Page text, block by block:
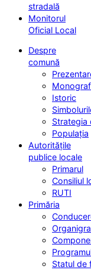
stradală
Monitorul
Oficial Local
Despre
comună
Istoric
Strategia
Populația
Autoritățile
publice locale
Primarul
Consiliul
RUTI
Primăria
Statul de